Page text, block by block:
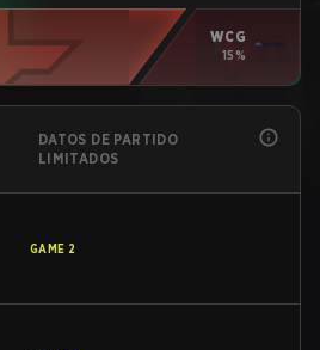
WCG
15%
DATOS DE PARTIDO
LIMITADOS
GAME 2